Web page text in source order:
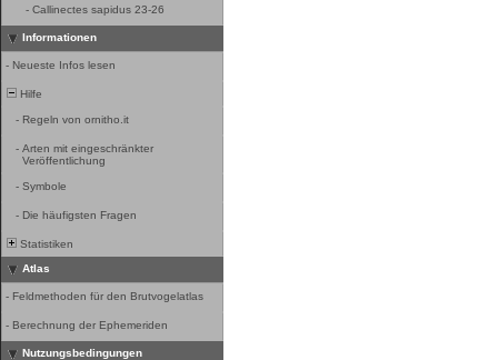
- Callinectes sapidus 23-26
Informationen
- Neueste Infos lesen
Hilfe
- Regeln von ornitho.it
- Arten mit eingeschränkter
Veröffentlichung
- Symbole
- Die häufigsten Fragen
Statistiken
Atlas
- Feldmethoden für den Brutvogelatlas
- Berechnung der Ephemeriden
Nutzungsbedingungen